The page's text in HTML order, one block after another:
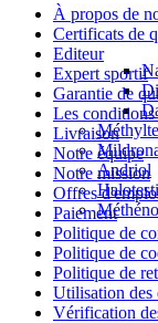
Andriol
À propos de
Certificats de
Editeur
Expert sportif
Garantie de
Les conditions
Livraison
Notre équipe
Notre mission
Offres
Paiement
Politique de
Politique de
Politique de
Utilisation des
Vérification